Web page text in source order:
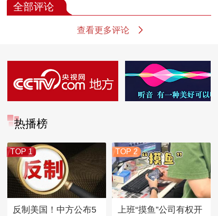
全部评论
查看更多评论
热播榜
TOP 1
反制美国！中方公布5
TOP 2
上班“摸鱼”公司有权开